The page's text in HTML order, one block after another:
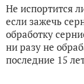
Не испортится
если зажечь
обработку
ни разу не
последние 15